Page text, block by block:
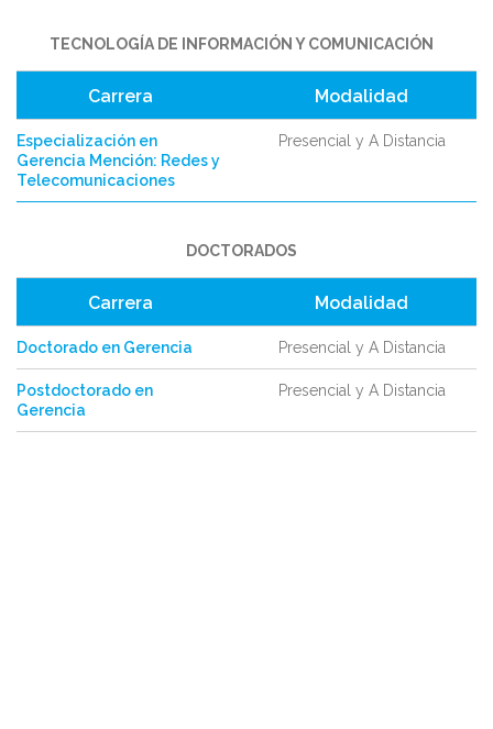
TECNOLOGÍA DE INFORMACIÓN Y COMUNICACIÓN
Carrera Modalidad
Especialización en
Gerencia Mención: Redes y
Telecomunicaciones
Presencial y A Distancia
DOCTORADOS
Carrera Modalidad
Doctorado en Gerencia Presencial y A Distancia
Postdoctorado en
Gerencia
Presencial y A Distancia